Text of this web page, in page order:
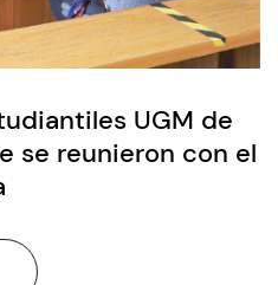
UGM de
se reunieron con el